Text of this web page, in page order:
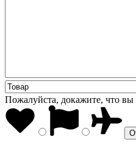
Пожалуйста, докажите, что вы